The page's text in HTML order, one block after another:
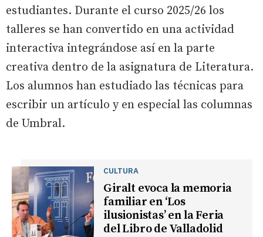
estudiantes. Durante el curso 2025/26 los
talleres se han convertido en una actividad
interactiva integrándose así en la parte
creativa dentro de la asignatura de Literatura.
Los alumnos han estudiado las técnicas para
escribir un artículo y en especial las columnas
de Umbral.
CULTURA
Giralt evoca la memoria
familiar en ‘Los
ilusionistas’ en la Feria
del Libro de Valladolid